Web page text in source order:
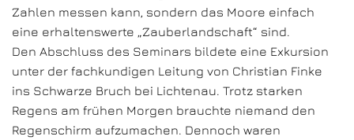
Zahlen messen kann, sondern das Moore einfach
eine erhaltenswerte „Zauberlandschaft“ sind.
Den Abschluss des Seminars bildete eine Exkursion
unter der fachkundigen Leitung von Christian Finke
ins Schwarze Bruch bei Lichtenau. Trotz starken
Regens am frühen Morgen brauchte niemand den
Regenschirm aufzumachen. Dennoch waren